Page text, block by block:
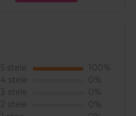
5 stele
100%
4 stele
0%
3 stele
0%
2 stele
0%